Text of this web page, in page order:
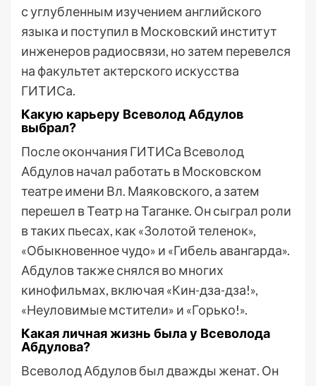
с углубленным изучением английского
языка и поступил в Московский институт
инженеров радиосвязи, но затем перевелся
на факультет актерского искусства
ГИТИСа.
Какую карьеру Всеволод Абдулов
выбрал?
После окончания ГИТИСа Всеволод
Абдулов начал работать в Московском
театре имени Вл. Маяковского, а затем
перешел в Театр на Таганке. Он сыграл роли
в таких пьесах, как «Золотой теленок»,
«Обыкновенное чудо» и «Гибель авангарда».
Абдулов также снялся во многих
кинофильмах, включая «Кин-дза-дза!»,
«Неуловимые мстители» и «Горько!».
Какая личная жизнь была у Всеволода
Абдулова?
Всеволод Абдулов был дважды женат. Он